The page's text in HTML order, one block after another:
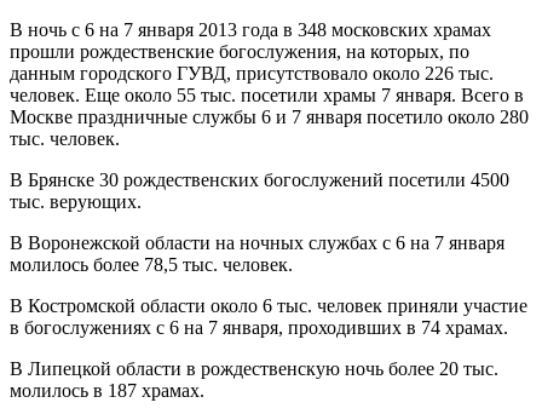
В ночь с 6 на 7 января 2013 года в 348 московских храмах
прошли рождественские богослужения, на которых, по
данным городского ГУВД, присутствовало около 226 тыс.
человек. Еще около 55 тыс. посетили храмы 7 января. Всего в
Москве праздничные службы 6 и 7 января посетило около 280
тыс. человек.
В Брянске 30 рождественских богослужений посетили 4500
тыс. верующих.
В Воронежской области на ночных службах с 6 на 7 января
молилось более 78,5 тыс. человек.
В Костромской области около 6 тыс. человек приняли участие
в богослужениях с 6 на 7 января, проходивших в 74 храмах.
В Липецкой области в рождественскую ночь более 20 тыс.
молилось в 187 храмах.